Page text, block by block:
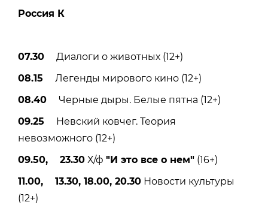
Россия К
07.30 Диалоги о животных (12+)
08.15 Легенды мирового кино (12+)
08.40 Черные дыры. Белые пятна (12+)
09.25 Невский ковчег. Теория
невозможного (12+)
09.50, 23.30 Х/ф "И это все о нем" (16+)
11.00, 13.30, 18.00, 20.30 Новости культуры
(12+)